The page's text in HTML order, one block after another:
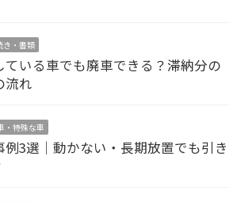
き・書類
ている車でも廃車できる？滞納分の
流れ
・特殊な車
3選｜動かない・長期放置でも引き